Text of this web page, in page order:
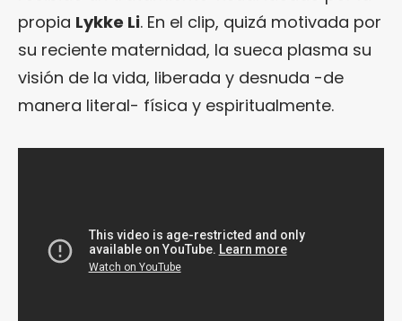
propia Lykke Li. En el clip, quizá motivada por
su reciente maternidad, la sueca plasma su
visión de la vida, liberada y desnuda -de
manera literal- física y espiritualmente.